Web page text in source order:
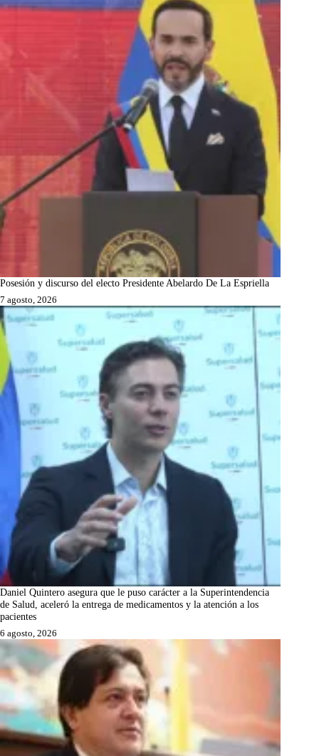
Posesión y discurso del electo Presidente Abelardo De La Espriella
7 agosto, 2026
Daniel Quintero asegura que le puso carácter a la Superintendencia
de Salud, aceleró la entrega de medicamentos y la atención a los
pacientes
6 agosto, 2026